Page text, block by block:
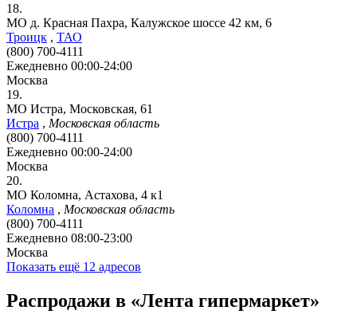
18.
МО д. Красная Пахра, Калужское шоссе 42 км, 6
Троицк , ТАО
(800) 700-4111
Ежедневно 00:00-24:00
Москва
19.
МО Истра, Московская, 61
Истра , Московская область
(800) 700-4111
Ежедневно 00:00-24:00
Москва
20.
МО Коломна, Астахова, 4 к1
Коломна , Московская область
(800) 700-4111
Ежедневно 08:00-23:00
Москва
Показать ещё 12 адресов
Распродажи в «Лента гипермаркет»